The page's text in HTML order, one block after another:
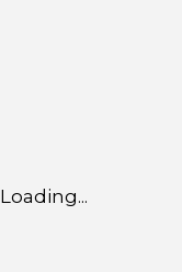
Loading...